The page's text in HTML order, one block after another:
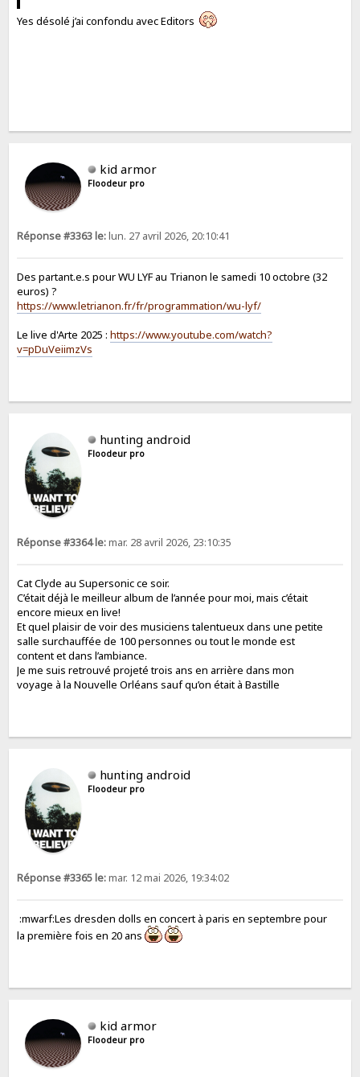
Yes désolé j’ai confondu avec Editors
kid armor
Floodeur pro
Réponse #3363 le:lun. 27 avril 2026, 20:10:41
Des partant.e.s pour WU LYF au Trianon le samedi 10 octobre (32
euros) ?
https://www.letrianon.fr/fr/programmation/wu-lyf/
Le live d'Arte 2025 :https://www.youtube.com/watch?
v=pDuVeiimzVs
hunting android
Floodeur pro
Réponse #3364 le:mar. 28 avril 2026, 23:10:35
Cat Clyde au Supersonic ce soir.
C’était déjà le meilleur album de l’année pour moi, mais c’était
encore mieux en live!
Et quel plaisir de voir des musiciens talentueux dans une petite
salle surchauffée de 100 personnes ou tout le monde est
content et dans l’ambiance.
Je me suis retrouvé projeté trois ans en arrière dans mon
voyage à la Nouvelle Orléans sauf qu’on était à Bastille
hunting android
Floodeur pro
Réponse #3365 le:mar. 12 mai 2026, 19:34:02
:mwarf:Les dresden dolls en concert à paris en septembre pour
la première fois en 20 ans
kid armor
Floodeur pro